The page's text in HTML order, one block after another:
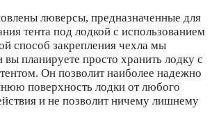
люверсы, предназначенные для
тента под лодкой с использованием
способ закрепления чехла мы
планируете просто хранить лодку с
Он позволит наиболее надежно
поверхность лодки от любого
и не позволит ничему лишнему